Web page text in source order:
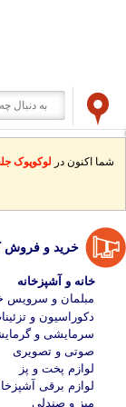
شما اکنون در لوکوپوک
خرید و فروش
خانه و آشپزخانه
مبلمان و سرویس
دکوراسیون و
سرمایشی و
صوتی و تصویری
لوازم پخت و پز
لوازم برقی
میز و صندلی